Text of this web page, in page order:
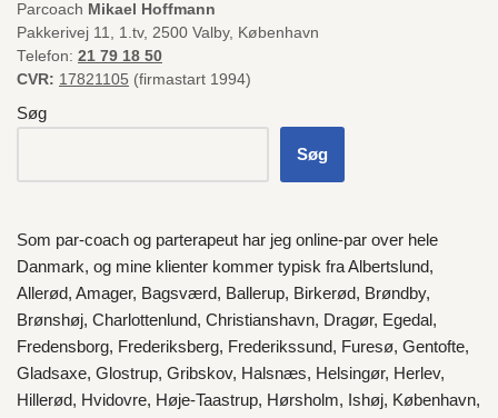
Parcoach Mikael Hoffmann
Pakkerivej 11, 1.tv, 2500 Valby, København
Telefon: 21 79 18 50
CVR: 17821105 (firmastart 1994)
Søg
Søg
Som par-coach og parterapeut har jeg online-par over hele
Danmark, og mine klienter kommer typisk fraAlbertslund,
Allerød, Amager, Bagsværd, Ballerup, Birkerød, Brøndby,
Brønshøj, Charlottenlund, Christianshavn, Dragør, Egedal,
Fredensborg, Frederiksberg, Frederikssund, Furesø, Gentofte,
Gladsaxe, Glostrup, Gribskov, Halsnæs, Helsingør, Herlev,
Hillerød, Hvidovre, Høje-Taastrup, Hørsholm, Ishøj, København,